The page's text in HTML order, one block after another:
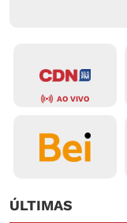
AO VIVO
ÚLTIMAS